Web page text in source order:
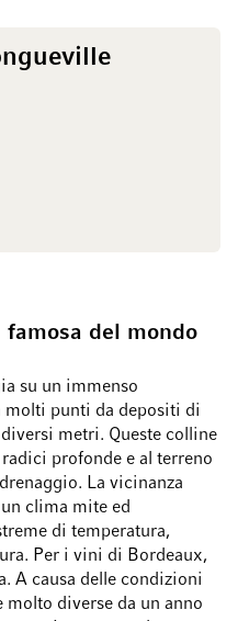
del mondo
su un immenso
molti punti da depositi di
metri. Queste colline
profonde e al terreno
La vicinanza
clima mite ed
di temperatura,
Per i vini di Bordeaux,
A causa delle condizioni
molto diverse da un anno